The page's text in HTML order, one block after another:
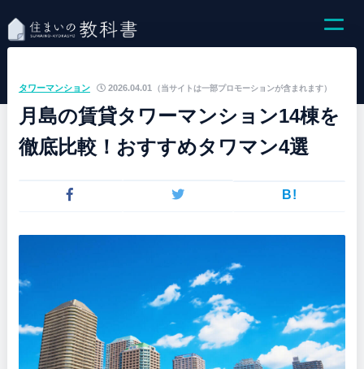
（当サイトは一部プロモーションが含まれます）
タワーマンション 2026.04.01
月島の賃貸タワーマンション14棟を
徹底比較！おすすめタワマン4選
B!